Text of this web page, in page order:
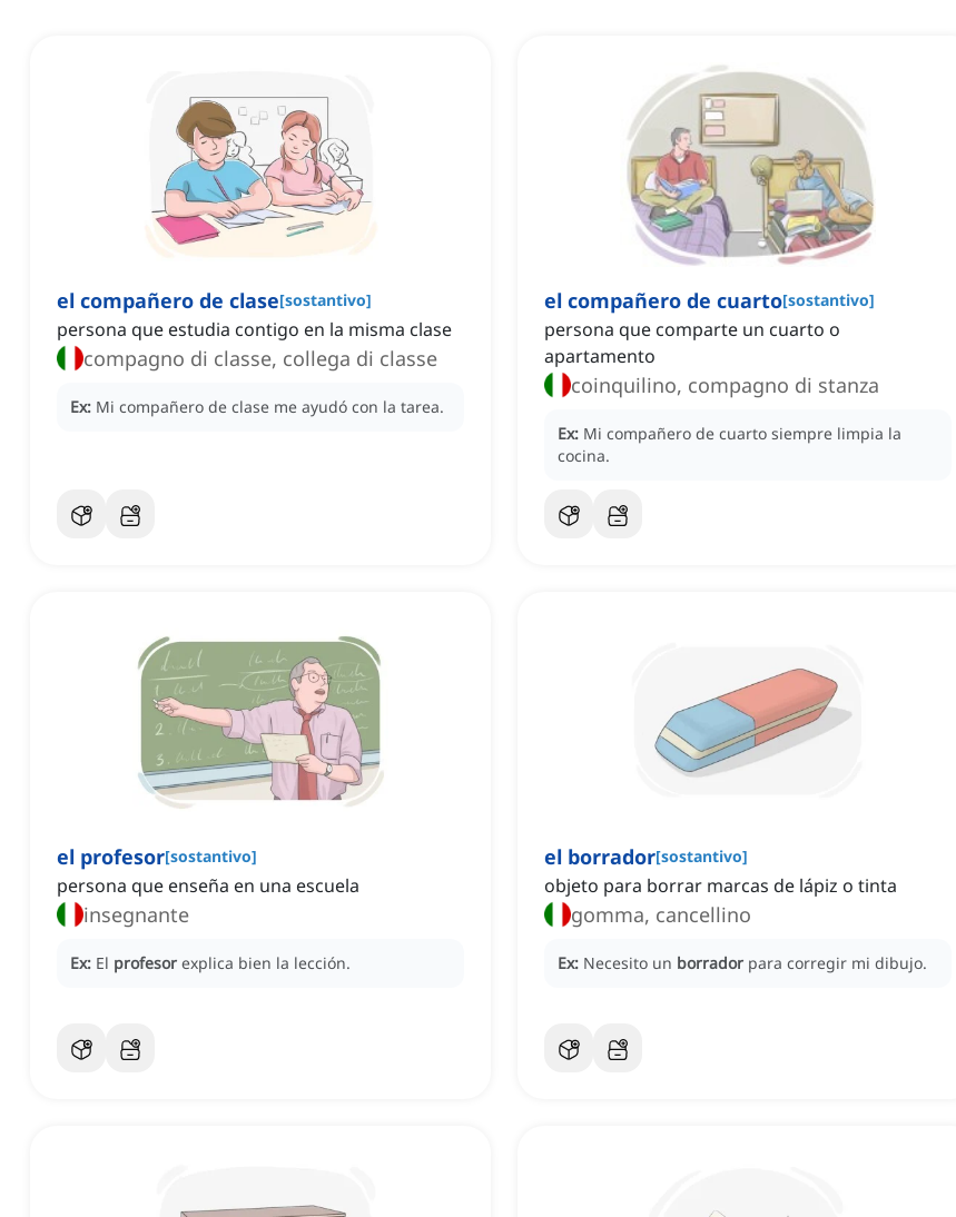
el compañero de clase[sostantivo]
persona que estudia contigo en la misma clase
compagno di classe, collega di classe
Ex: Mi compañero de clase me ayudó con la tarea.
el compañero de cuarto[sostantivo]
persona que comparte un cuarto o
apartamento
coinquilino, compagno di stanza
Ex: Mi compañero de cuarto siempre limpia la
cocina.
el profesor[sostantivo]
persona que enseña en una escuela
insegnante
Ex: El profesor explica bien la lección.
el borrador[sostantivo]
objeto para borrar marcas de lápiz o tinta
gomma, cancellino
Ex: Necesito un borrador para corregir mi dibujo.